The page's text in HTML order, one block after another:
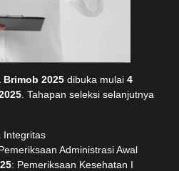
Brimob 2025 dibuka mulai 4
. Tahapan seleksi selanjutnya
Integritas
Administrasi Awal
: Pemeriksaan Kesehatan I